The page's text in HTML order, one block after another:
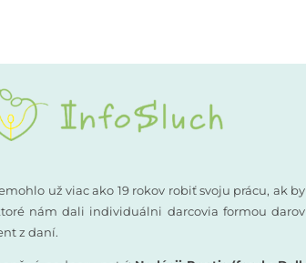
už viac ako 19 rokov robiť svoju prácu, ak by
nám dali individuálni darcovia formou darov
z daní.